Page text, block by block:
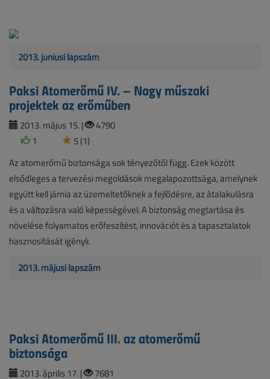
2013. júniusi lapszám
Paksi Atomerőmű IV. – Nagy műszaki
projektek az erőműben
2013. május 15. |
4790
1
5 (1)
Az atomerőmű biztonsága sok tényezőtől függ. Ezek között
elsődleges a tervezési megoldások megalapozottsága, amelynek
együtt kell járnia az üzemeltetőknek a fejlődésre, az átalakulásra
és a változásra való képességével. A biztonság megtartása és
növelése folyamatos erőfeszítést, innovációt és a tapasztalatok
hasznosítását igényli.
2013. májusi lapszám
Paksi Atomerőmű III. az atomerőmű
biztonsága
2013. április 17. | 7681